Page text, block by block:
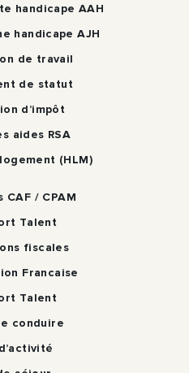
handicape AAH
handicape AJH
de travail
de statut
d’impôt
aides RSA
(HLM)
CAF / CPAM
Talent
fiscales
Francaise
Talent
conduire